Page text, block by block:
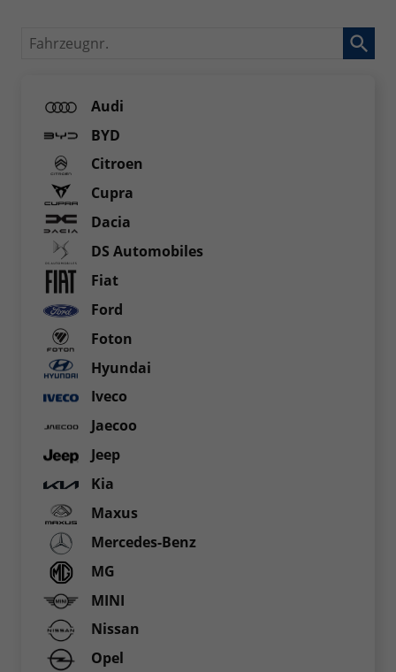
Fahrzeugnr.
Audi
BYD
Citroen
Cupra
Dacia
DS Automobiles
Fiat
Ford
Foton
Hyundai
Iveco
Jaecoo
Jeep
Kia
Maxus
Mercedes-Benz
MG
MINI
Nissan
Opel